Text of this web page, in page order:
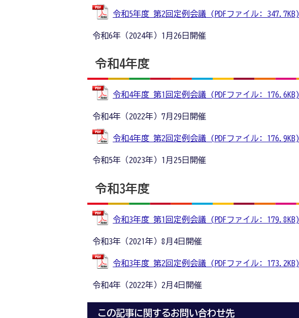
令和5年度 第2回定例会議 (PDFファイル: 347.7KB)
令和6年（2024年）1月26日開催
令和4年度
令和4年度 第1回定例会議 (PDFファイル: 176.6KB)
令和4年（2022年）7月29日開催
令和4年度 第2回定例会議 (PDFファイル: 176.9KB)
令和5年（2023年）1月25日開催
令和3年度
令和3年度 第1回定例会議 (PDFファイル: 179.8KB)
令和3年（2021年）8月4日開催
令和3年度 第2回定例会議 (PDFファイル: 173.2KB)
令和4年（2022年）2月4日開催
この記事に関するお問い合わせ先